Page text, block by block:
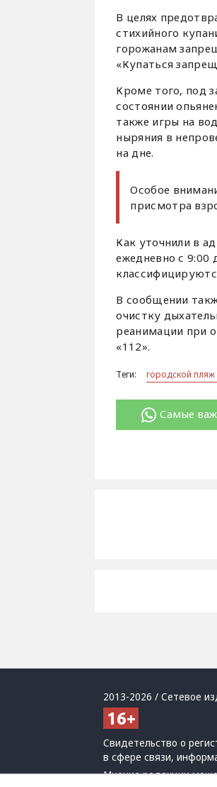
В целях
стихийного
горожанам
«Купаться
Кроме того, под
состоянии
также игры на
ныряния в
на дне.
Особое
присмотра
Как уточнили в
ежедневно с 9:00
В сообщении
очистку
реанимации при
«112».
Теги: городской пляж
Самые
2013-2026 / Сетевое
Свидетельство о
в сфере связи,
Мнение редакции